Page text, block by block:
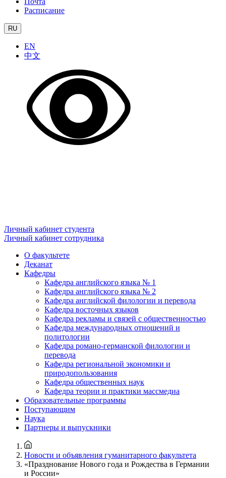
Расписание
RU
EN
中文
Личный кабинет студента
Личный кабинет сотрудника
О факультете
Деканат
Кафедры
Кафедра английского языка № 1
Кафедра английского языка № 2
Кафедра английской филологии и перевода
Кафедра восточных языков
Кафедра рекламы и связей с общественностью
Кафедра международных отношений и
политологии
Кафедра романо-германской филологии и
перевода
Кафедра региональной экономики и
природопользования
Кафедра общественных наук
Кафедра теории и практики массмедиа
Образовательные программы
Поступающим
Наука
Партнеры и выпускники
Новости и объявления гуманитарного факультета
«Празднование Нового года и Рождества в Германии
и России»